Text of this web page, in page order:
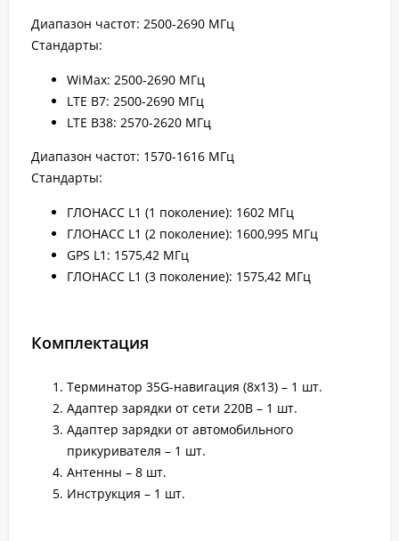
Диапазон частот: 2500-2690 МГц
Стандарты:
WiMax: 2500-2690 МГц
LTE B7: 2500-2690 МГц
LTE B38: 2570-2620 МГц
Диапазон частот: 1570-1616 МГц
Стандарты:
ГЛОНАСС L1 (1 поколение): 1602 МГц
ГЛОНАСС L1 (2 поколение): 1600,995 МГц
GPS L1: 1575,42 МГц
ГЛОНАСС L1 (3 поколение): 1575,42 МГц
Комплектация
Терминатор 35G-навигация (8х13) – 1 шт.
Адаптер зарядки от сети 220В – 1 шт.
Адаптер зарядки от автомобильного
прикуривателя – 1 шт.
Антенны – 8 шт.
Инструкция – 1 шт.